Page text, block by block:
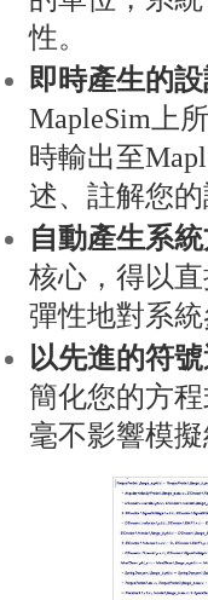
性。
即時產生的
MapleSim上
時輸出至
述、註解您
自動產生系
核心，得以
彈性地對系
以先進的符
簡化您的方
毫不影響模